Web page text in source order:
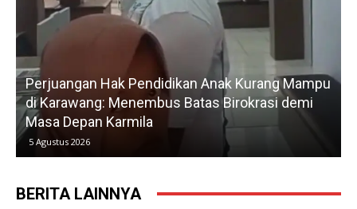
Anak Kurang Mampu
Batas Birokrasi demi
Gerak Cepat H. Karsim
Petani, Normalisasi Irigasi
Kedua
5 Agustus 2026
BERITA LAINNYA